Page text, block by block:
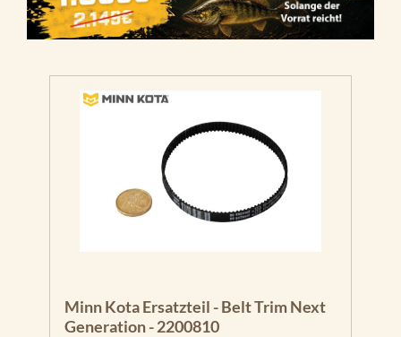
Minn Kota Ersatzteil - Belt Trim Next
Generation - 2200810